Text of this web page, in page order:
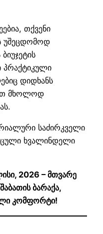
თქვენი
უშეცდომოდ
პრაქტიკული
დიდხანს
მხოლოდ
საძირკველი
ხვალინდელი
2026 – მთვარე
ბარაქა,
კომფორტი!